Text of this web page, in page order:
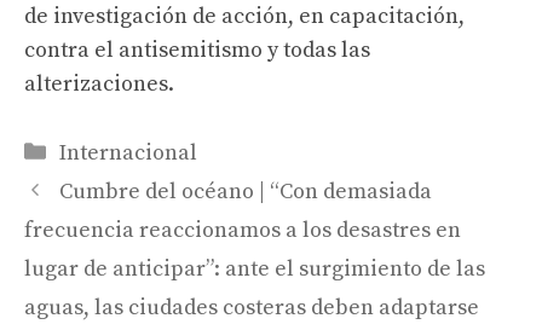
de investigación de acción, en capacitación,
contra el antisemitismo y todas las
alterizaciones.
Categorías
Internacional
Cumbre del océano | “Con demasiada
frecuencia reaccionamos a los desastres en
lugar de anticipar”: ante el surgimiento de las
aguas, las ciudades costeras deben adaptarse